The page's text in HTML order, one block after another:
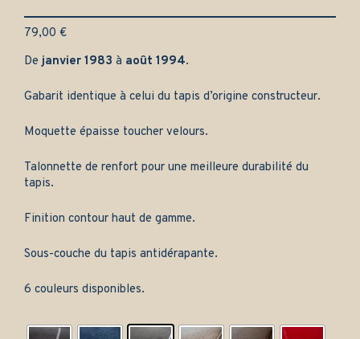
79,00 €
Dejanvier 1983 à août 1994.
Gabarit identique à celui du tapis d’origine constructeur.
Moquette épaisse toucher velours.
Talonnette de renfort pour une meilleure durabilité du
tapis.
Finition contour haut de gamme.
Sous-couche du tapis antidérapante.
6 couleurs disponibles.